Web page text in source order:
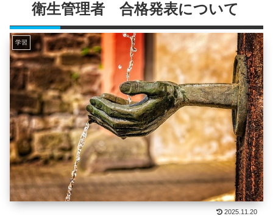
衛生管理者 合格発表について
学習
2025.11.20